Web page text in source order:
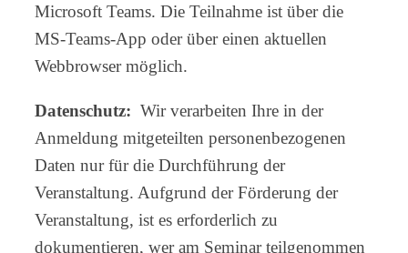
Microsoft Teams. Die Teilnahme ist über die
MS-Teams-App oder über einen aktuellen
Webbrowser möglich.
Datenschutz: Wir verarbeiten Ihre in der
Anmeldung mitgeteilten personenbezogenen
Daten nur für die Durchführung der
Veranstaltung. Aufgrund der Förderung der
Veranstaltung, ist es erforderlich zu
dokumentieren, wer am Seminar teilgenommen